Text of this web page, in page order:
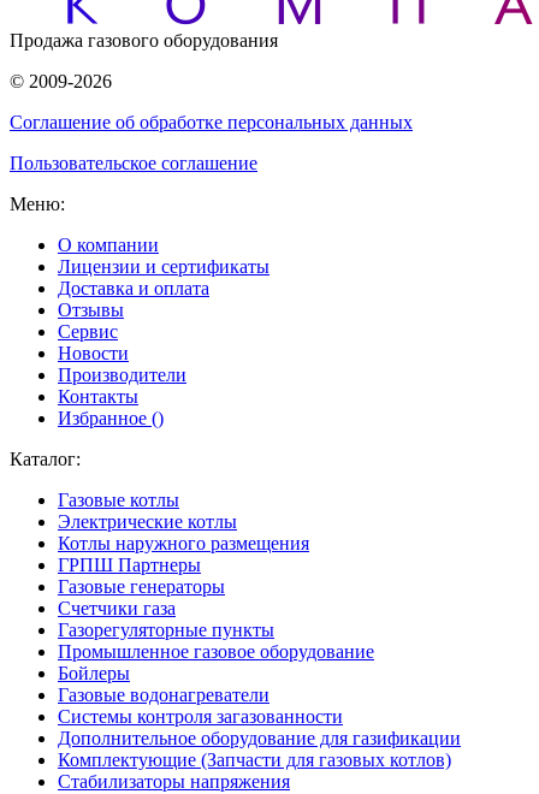
Продажа газового оборудования
© 2009-2026
Соглашение об обработке персональных данных
Пользовательское соглашение
Меню:
О компании
Лицензии и сертификаты
Доставка и оплата
Отзывы
Сервис
Новости
Производители
Контакты
Избранное ()
Каталог:
Газовые котлы
Электрические котлы
Котлы наружного размещения
ГРПШ Партнеры
Газовые генераторы
Счетчики газа
Газорегуляторные пункты
Промышленное газовое оборудование
Бойлеры
Газовые водонагреватели
Системы контроля загазованности
Дополнительное оборудование для газификации
Комплектующие (Запчасти для газовых котлов)
Стабилизаторы напряжения